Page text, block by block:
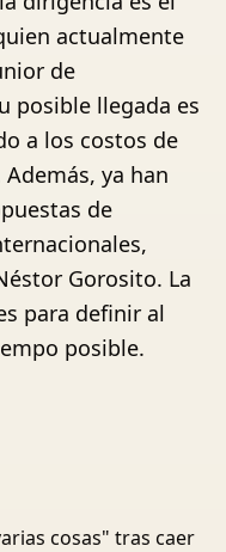
actualmente
de
posible llegada es
a los costos de
ya han
de
Gorosito. La
para definir al
posible.
cosas" tras caer